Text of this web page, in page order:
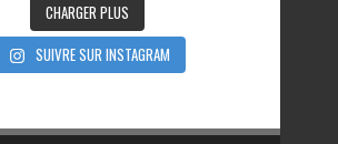
CHARGER PLUS
SUIVRE SUR INSTAGRAM